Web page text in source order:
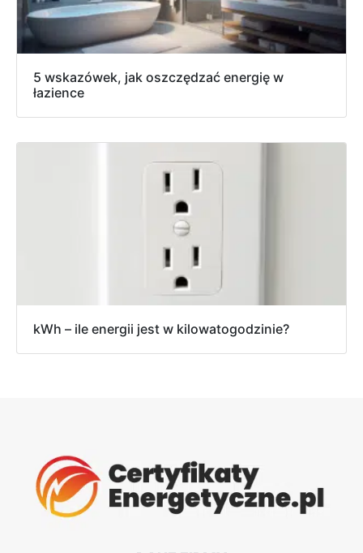
5 wskazówek, jak oszczędzać energię w
łazience
kWh – ile energii jest w kilowatogodzinie?